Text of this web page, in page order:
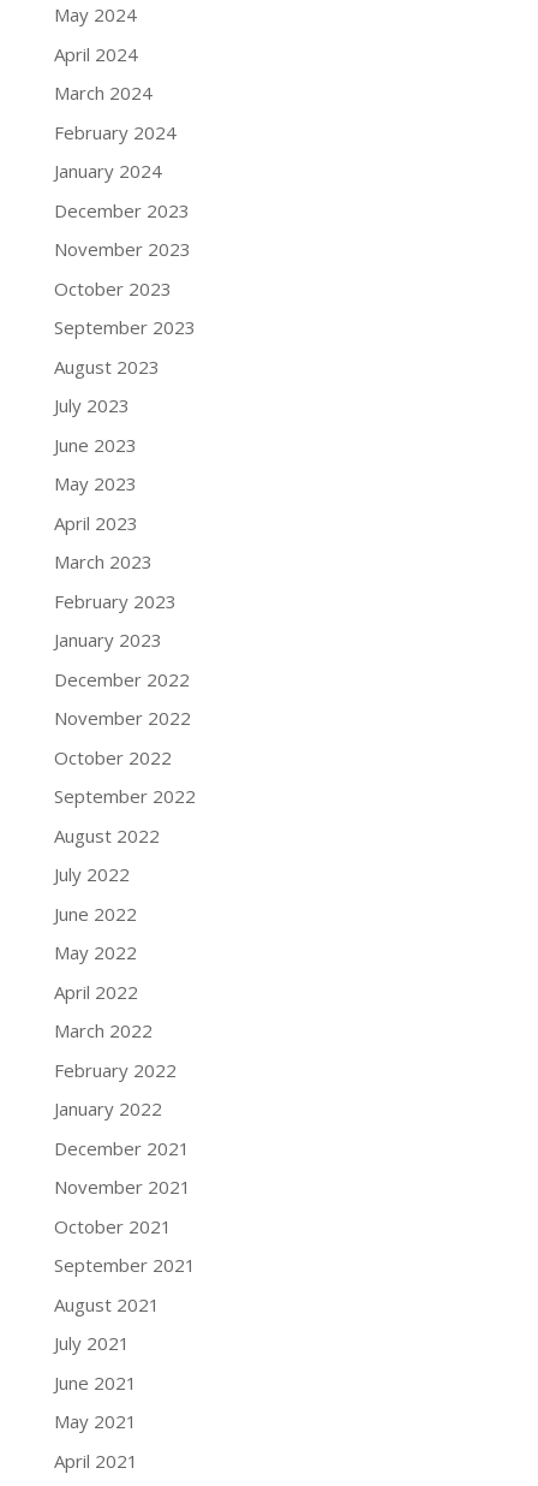
May 2024
April 2024
March 2024
February 2024
January 2024
December 2023
November 2023
October 2023
September 2023
August 2023
July 2023
June 2023
May 2023
April 2023
March 2023
February 2023
January 2023
December 2022
November 2022
October 2022
September 2022
August 2022
July 2022
June 2022
May 2022
April 2022
March 2022
February 2022
January 2022
December 2021
November 2021
October 2021
September 2021
August 2021
July 2021
June 2021
May 2021
April 2021